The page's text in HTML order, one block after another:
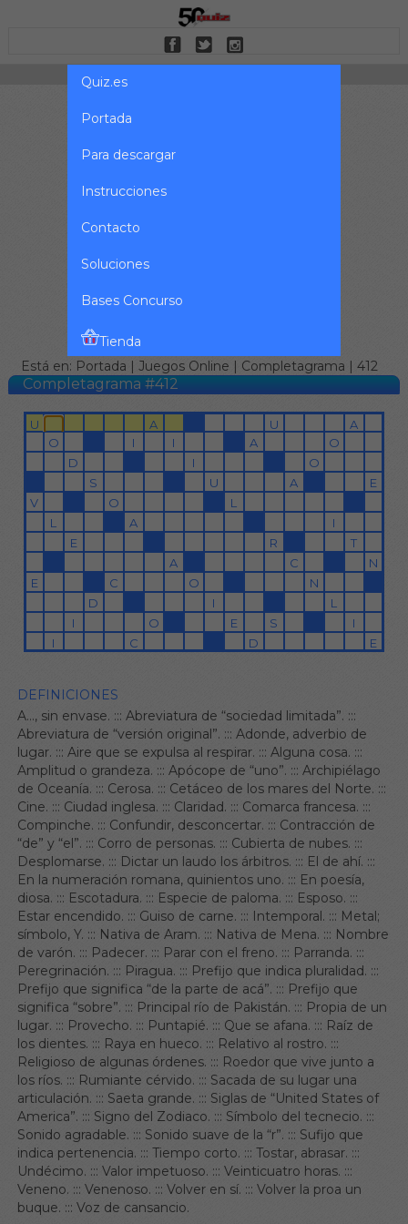
Quiz.es
Portada
Para descargar
Instrucciones
Contacto
Soluciones
Bases Concurso
Tienda
Está en: Portada | Juegos Online | Completagrama | 412
Completagrama #412
DEFINICIONES
A…, sin envase. ::: Abreviatura de “sociedad limitada”. :::
Abreviatura de “versión original”. ::: Adonde, adverbio de
lugar. ::: Aire que se expulsa al respirar. ::: Alguna cosa. :::
Amplitud o grandeza. ::: Apócope de “uno”. ::: Archipiélago
de Oceanía. ::: Cerosa. ::: Cetáceo de los mares del Norte. :::
Cine. ::: Ciudad inglesa. ::: Claridad. ::: Comarca francesa. :::
Compinche. ::: Confundir, desconcertar. ::: Contracción de
“de” y “el”. ::: Corro de personas. ::: Cubierta de nubes. :::
Desplomarse. ::: Dictar un laudo los árbitros. ::: El de ahí. :::
En la numeración romana, quinientos uno. ::: En poesía,
diosa. ::: Escotadura. ::: Especie de paloma. ::: Esposo. :::
Estar encendido. ::: Guiso de carne. ::: Intemporal. ::: Metal;
símbolo, Y. ::: Nativa de Aram. ::: Nativa de Mena. ::: Nombre
de varón. ::: Padecer. ::: Parar con el freno. ::: Parranda. :::
Peregrinación. ::: Piragua. ::: Prefijo que indica pluralidad. :::
Prefijo que significa “de la parte de acá”. ::: Prefijo que
significa “sobre”. ::: Principal río de Pakistán. ::: Propia de un
lugar. ::: Provecho. ::: Puntapié. ::: Que se afana. ::: Raíz de
los dientes. ::: Raya en hueco. ::: Relativo al rostro. :::
Religioso de algunas órdenes. ::: Roedor que vive junto a
los ríos. ::: Rumiante cérvido. ::: Sacada de su lugar una
articulación. ::: Saeta grande. ::: Siglas de “United States of
America”. ::: Signo del Zodiaco. ::: Símbolo del tecnecio. :::
Sonido agradable. ::: Sonido suave de la “r”. ::: Sufijo que
indica pertenencia. ::: Tiempo corto. ::: Tostar, abrasar. :::
Undécimo. ::: Valor impetuoso. ::: Veinticuatro horas. :::
Veneno. ::: Venenoso. ::: Volver en sí. ::: Volver la proa un
buque. ::: Voz de cansancio.